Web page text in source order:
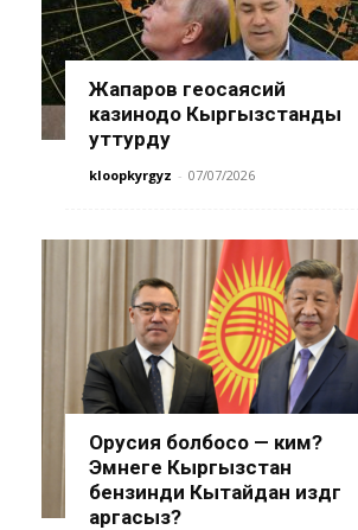
Жапаров геосаясий
казинодо Кыргызстанды
уттурду
kloopkyrgyz - 07/07/2026
Орусия болбосо — ким?
Эмнеге Кыргызстан
бензинди Кытайдан издөөгө
аргасыз?